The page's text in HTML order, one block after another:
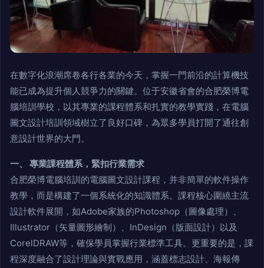
在數字化浪潮席卷各行各業的今天，掌握一門前沿的計算機技
能已成為提升個人競爭力的關鍵。位于安徽省會的合肥榮博電
腦培訓學校，以其專業的課程體系和扎實的教學實踐，在電腦
圖文設計培訓領域樹立了良好口碑，為眾多學員打開了通往創
意設計世界的大門。
一、 專業課程體系，緊扣行業需求
合肥榮博電腦培訓的電腦圖文設計課程，并非簡單的軟件操作
教學，而是構建了一個系統化的知識體系。課程核心圍繞主流
設計軟件展開，如Adobe家族的Photoshop（圖像處理）、
Illustrator（矢量圖形繪制）、InDesign（版面設計）以及
CorelDRAW等，確保學員掌握行業標準工具。更重要的是，課
程深度融合了設計理論與實戰應用，涵蓋標志設計、海報傳